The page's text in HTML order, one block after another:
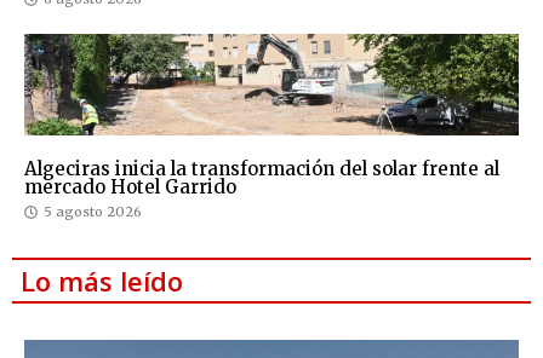
Algeciras inicia la transformación del solar frente al
mercado Hotel Garrido
5 agosto 2026
Lo más leído